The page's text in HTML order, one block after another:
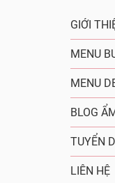
GIỚI
MENU
MENU
BLOG
TUYỂN
LIÊN HỆ